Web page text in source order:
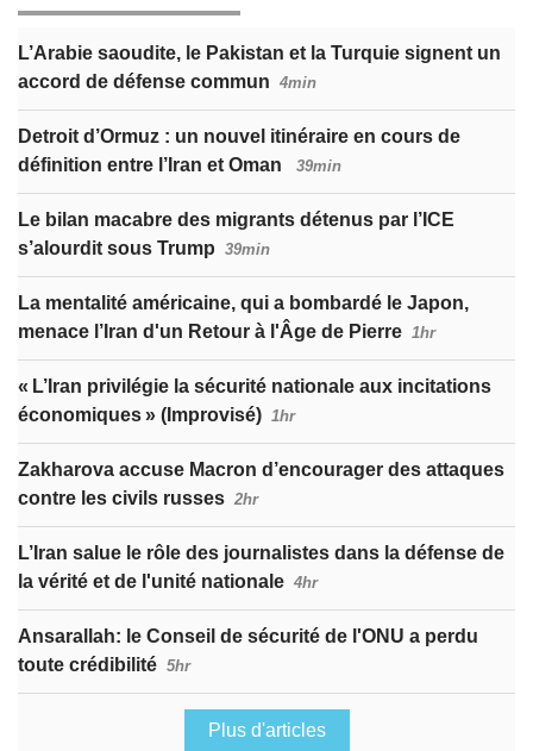
L’Arabie saoudite, le Pakistan et la Turquie signent un
accord de défense commun 4min
Detroit d’Ormuz : un nouvel itinéraire en cours de
définition entre l’Iran et Oman
39min
Le bilan macabre des migrants détenus par l’ICE
s’alourdit sous Trump 39min
La mentalité américaine, qui a bombardé le Japon,
menace l’Iran d'un Retour à l'Âge de Pierre 1hr
« L’Iran privilégie la sécurité nationale aux incitations
économiques » (Improvisé) 1hr
Zakharova accuse Macron d’encourager des attaques
contre les civils russes 2hr
L’Iran salue le rôle des journalistes dans la défense de
la vérité et de l'unité nationale 4hr
Ansarallah: le Conseil de sécurité de l'ONU a perdu
toute crédibilité 5hr
Plus d'articles